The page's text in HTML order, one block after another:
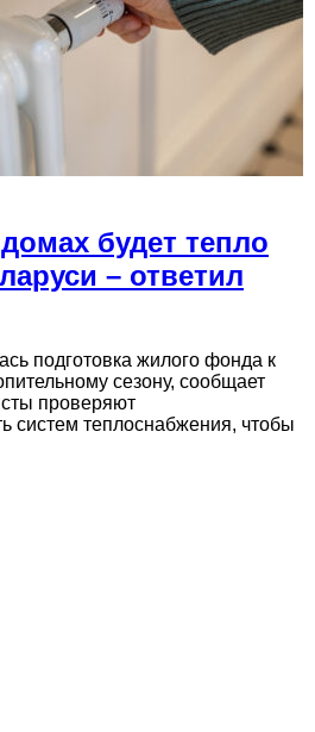
будет тепло
– ответил
подготовка жилого фонда к
сезону, сообщает
проверяют
систем теплоснабжения, чтобы